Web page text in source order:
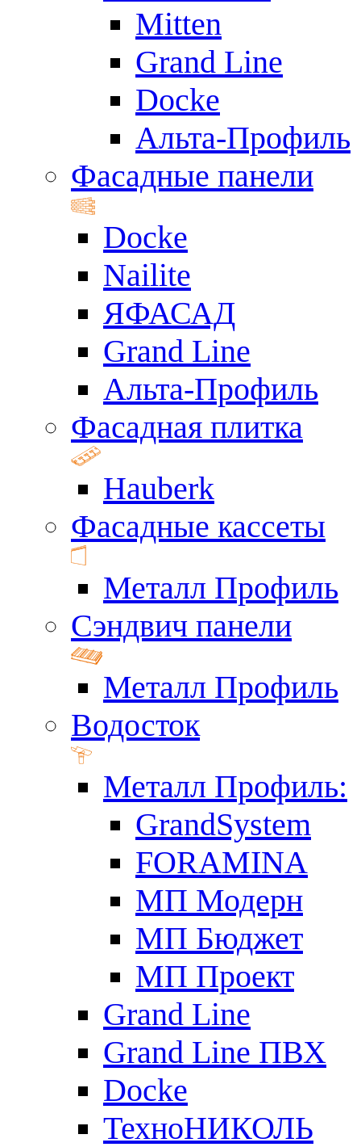
Mitten
Grand Line
Docke
Альта-Профиль
Фасадные панели
Docke
Nailite
ЯФАСАД
Grand Line
Альта-Профиль
Фасадная плитка
Hauberk
Фасадные кассеты
Металл Профиль
Сэндвич панели
Металл Профиль
Водосток
Металл Профиль:
GrandSystem
FORAMINA
МП Модерн
МП Бюджет
МП Проект
Grand Line
Grand Line ПВХ
Docke
ТехноНИКОЛЬ